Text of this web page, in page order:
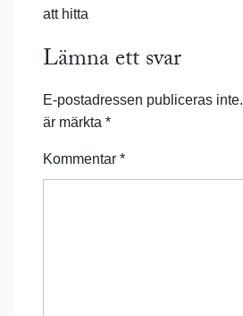
att hitta
Lämna ett svar
E-postadressen publiceras inte.
är märkta *
Kommentar *